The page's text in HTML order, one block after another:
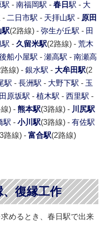
駅 -南福岡駅 -春日駅 - 大
- 二日市駅 - 天拝山駅 - 原田
駅(2路線) -弥生が丘駅 - 田
駅 -久留米駅(2路線) -荒木
船小屋駅 -瀬高駅 -南瀬高
路線) -銀水駅 - 大牟田駅(2
駅 -長洲駅 - 大野下駅 - 玉
田原坂駅 -植木駅 -西里駅 -
線) -熊本駅(3路線) - 川尻駅
駅 -小川駅(3路線) -有佐駅
路線) -富合駅(2路線)
復縁工作
めるとき、春日駅で出来